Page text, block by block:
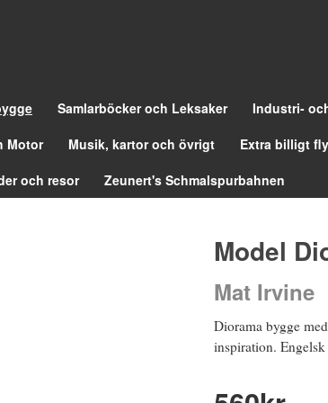
Samlarböcker och Leksaker
Industri-
Motor Musik, kartor och övrigt Extra billigt
och resor Zeunert's Schmalspurbahnen
Model
Mat Irvine
Diorama bygge
inspiration.